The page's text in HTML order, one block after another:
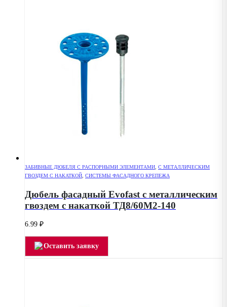
ЗАБИВНЫЕ ДЮБЕЛЯ С РАСПОРНЫМИ ЭЛЕМЕНТАМИ С МЕТАЛЛИЧЕСКИМ
ГВОЗДЕМ С НАКАТКОЙ СИСТЕМЫ ФАСАДНОГО КРЕПЕЖА
Дюбель фасадный Evofast с металлическим
гвоздем с накаткой ТД8/60М2-140
6.99 ₽
Оставить заявку